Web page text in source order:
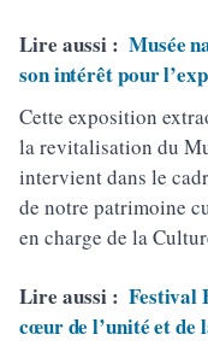
Lire aussi : Musée
son intérêt pour
Cette exposition
la revitalisation du
intervient dans le
de notre patrimoine
en charge de la
Lire aussi : Festival
cœur de l’unité et de